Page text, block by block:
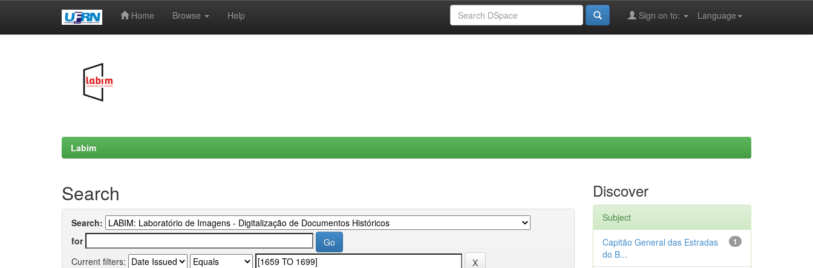
Home Browse Help Language
Sign on to:
Labim
Search
Search:
for
Current filters:
Discover
Subject
1
Capitão General das Estradas
do B...